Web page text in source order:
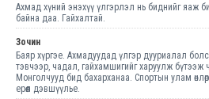
Ахмад хүний энэхүү үлгэрлэл нь биднийг яаж
байна даа. Гайхалтай.
Зочин
Баяр хүргэе. Ахмадуудад үлгэр дууриалал
тэвчээр, чадал, гайхамшигийг харуулж бүтээж
Монголчууд бид бахарханаа. Спортын улам
ерөөл дэвшүүлье.